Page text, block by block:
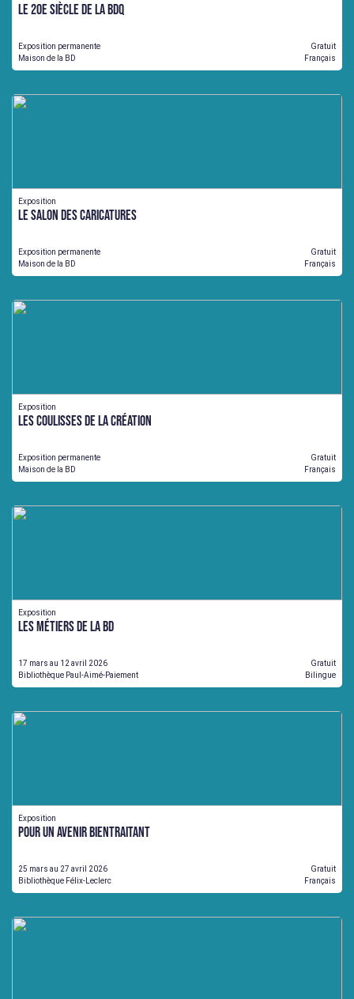
Le 20e siècle de la BDQ
Exposition permanente
Maison de la BD
Gratuit
Français
Exposition
Le Salon des caricatures
Exposition permanente
Maison de la BD
Gratuit
Français
Exposition
Les coulisses de la création
Exposition permanente
Maison de la BD
Gratuit
Français
Exposition
Les métiers de la BD
17 mars au 12 avril 2026
Bibliothèque Paul-Aimé-Paiement
Gratuit
Bilingue
Exposition
Pour un avenir bientraitant
25 mars au 27 avril 2026
Bibliothèque Félix-Leclerc
Gratuit
Français